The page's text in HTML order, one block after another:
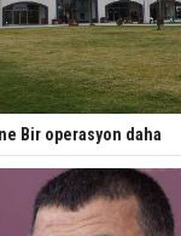
Bir operasyon daha